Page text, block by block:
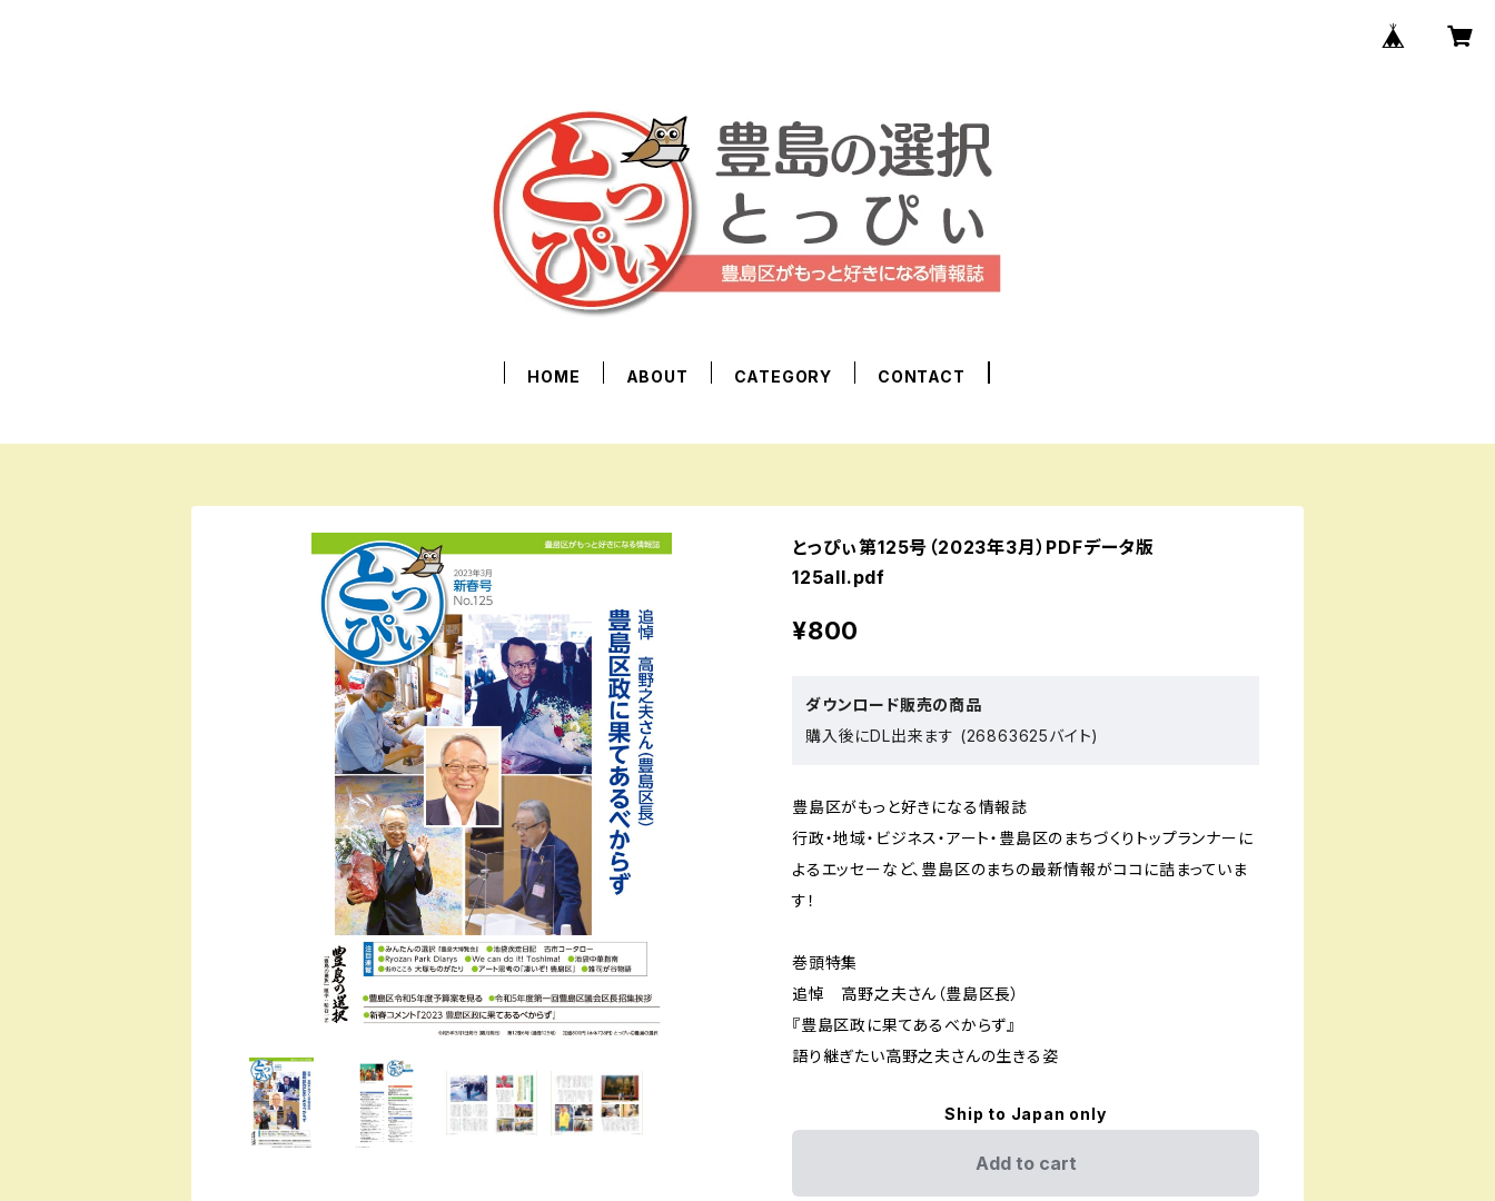
HOME ABOUT CATEGORY CONTACT
とっぴぃ第125号（2023年3月）PDFデータ版
125all.pdf
¥800
ダウンロード販売の商品
購入後にDL出来ます (26863625バイト)
豊島区がもっと好きになる情報誌
行政・地域・ビジネス・アート・豊島区のまちづくりトップランナーに
よるエッセーなど、豊島区のまちの最新情報がココに詰まっていま
す！
巻頭特集
追悼 高野之夫さん（豊島区長）
『豊島区政に果てあるべからず』
語り継ぎたい高野之夫さんの生きる姿
Ship to Japan only
Add to cart